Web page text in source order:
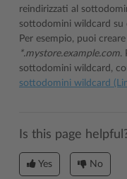
reindirizzati al
sottodomini wildcard su
Per esempio, puoi
*.mystore.example.com.
sottodomini wildcard,
sottodomini wildcard
Is this page
Yes No